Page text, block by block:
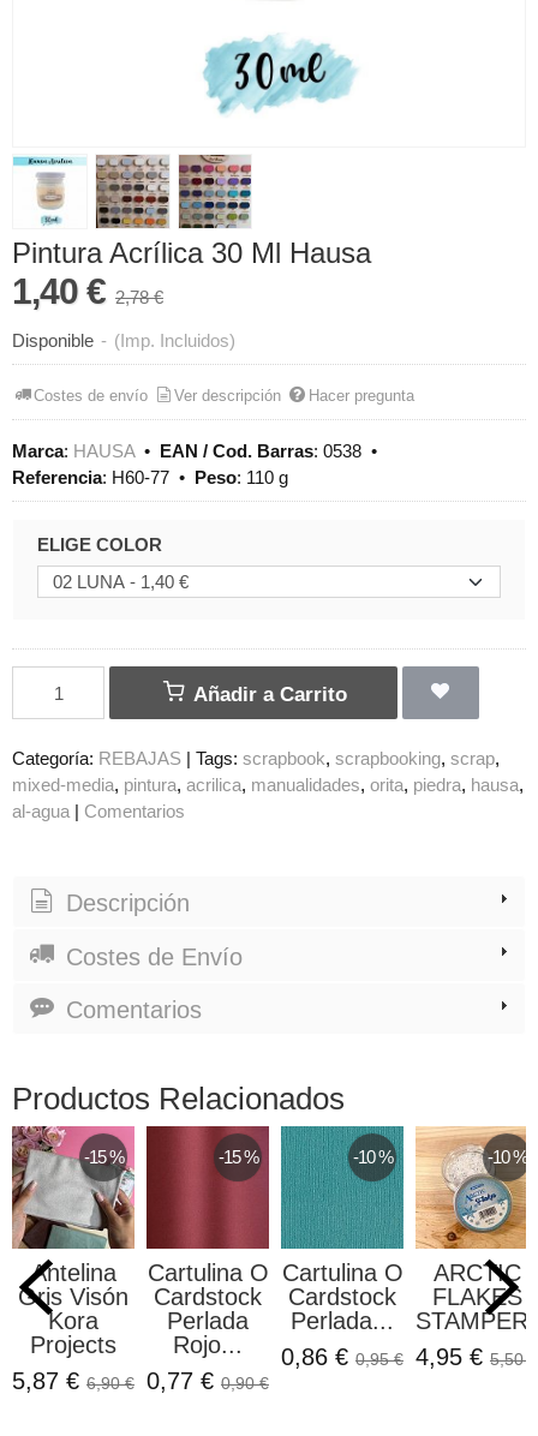
Pintura Acrílica 30 Ml Hausa
1,40 € 2,78 €
Disponible - (Imp. Incluidos)
Costes de envío Ver descripción Hacer pregunta
Marca: HAUSA• EAN / Cod. Barras: 0538 •
Referencia: H60-77 • Peso: 110 g
ELIGE COLOR
Añadir a Carrito
Categoría: REBAJAS | Tags: scrapbook scrapbooking scrap
mixed-media pintura acrilica manualidades orita piedra hausa
al-agua | Comentarios
Descripción
Costes de Envío
Comentarios
Productos Relacionados
-15 %
Antelina
Gris Visón
Kora
Projects
5,87 € 6,90 €
-15 %
Cartulina O
Cardstock
Perlada
Rojo...
0,77 € 0,90 €
-10 %
Cartulina O
Cardstock
Perlada...
0,86 € 0,95 €
-10 %
ARCTIC
FLAKES
4,95 € 5,50 €